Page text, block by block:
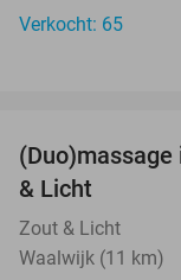
Verkocht: 65
& Licht
Zout & Licht
Waalwijk (11 km)